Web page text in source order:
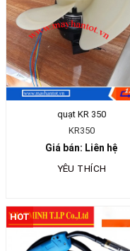
quạt KR 350
KR350
Giá bán: Liên hệ
YÊU THÍCH
HOT